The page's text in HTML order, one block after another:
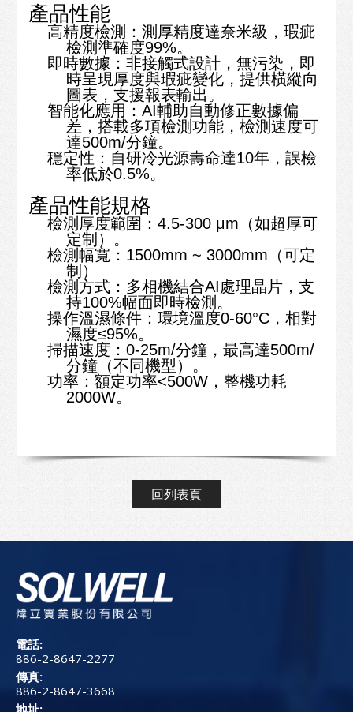
產品性能
高精度檢測 ：測厚精度達奈米級，瑕疵
檢測準確度99%。
即時數據 ：非接觸式設計，無污染，即
時呈現厚度與瑕疵變化，提供橫縱向
圖表，支援報表輸出。
智能化應用 ：AI輔助自動修正數據偏
差，搭載多項檢測功能，檢測速度可
達500m/分鐘。
穩定性 ：自研冷光源壽命達10年，誤檢
率低於0.5%。
產品性能規格
檢測厚度範圍 ：4.5-300 μm（如超厚可
定制）。
檢測幅寬 ：1500mm ~ 3000mm（可定
制）
檢測方式 ：多相機結合AI處理晶片，支
持100%幅面即時檢測。
操作溫濕條件 ：環境溫度0-60°C，相對
濕度≤95%。
掃描速度 ：0-25m/分鐘，最高達500m/
分鐘（不同機型）。
功率 ：額定功率<500W，整機功耗
2000W。
回列表頁
電話:
886-2-8647-2277
傳真:
886-2-8647-3668
地址: